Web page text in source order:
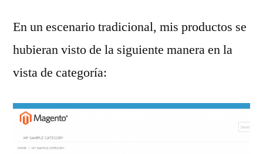
En un escenario tradicional, mis productos se
hubieran visto de la siguiente manera en la
vista de categoría: